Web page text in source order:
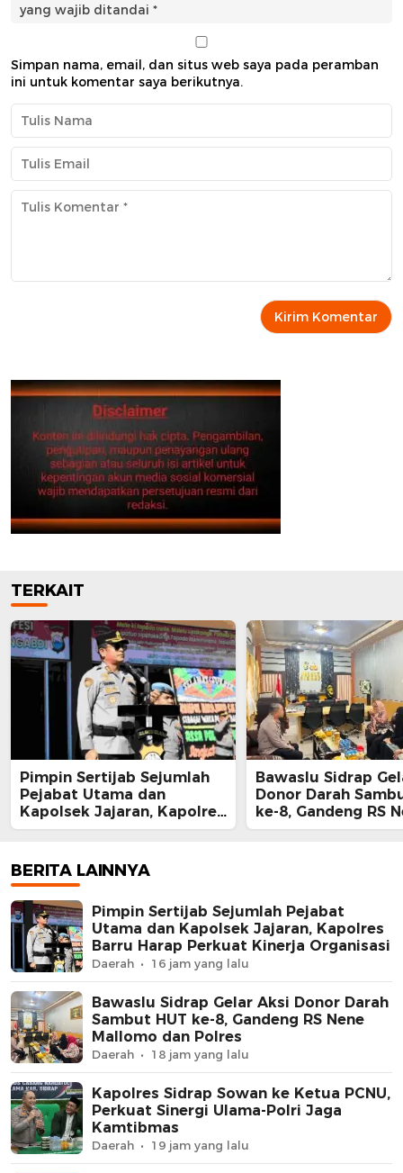
yang wajib ditandai *
Simpan nama, email, dan situs web saya pada peramban
ini untuk komentar saya berikutnya.
TERKAIT
Pimpin Sertijab Sejumlah
Pejabat Utama dan
Kapolsek Jajaran, Kapolres
Barru Harap Perkuat
Bawaslu Sidrap
Donor Darah
ke-8, Gandeng RS
Mallomo dan
BERITA LAINNYA
Pimpin Sertijab Sejumlah Pejabat
Utama dan Kapolsek Jajaran, Kapolres
Barru Harap Perkuat Kinerja Organisasi
Daerah 16 jam yang lalu
Bawaslu Sidrap Gelar Aksi Donor Darah
Sambut HUT ke-8, Gandeng RS Nene
Mallomo dan Polres
Daerah 18 jam yang lalu
Kapolres Sidrap Sowan ke Ketua PCNU,
Perkuat Sinergi Ulama-Polri Jaga
Kamtibmas
Daerah 19 jam yang lalu